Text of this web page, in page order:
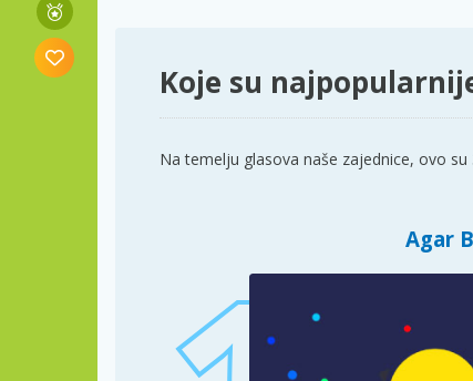
Koje su
Na temelju glasova naše zajednice, ovo
Agar